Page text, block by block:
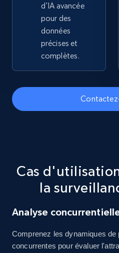
URL, Title, Available,
price, Final price,
5.4K+
Amazon sellers info
Seller id, URL, Seller name,
URL, Product id, Title, Seller
more.
d'IA avancée
pour des
données
précises et
complètes.
Cas
la
Analyse
Comprenez les dynamiques
concurrentes pour évaluer